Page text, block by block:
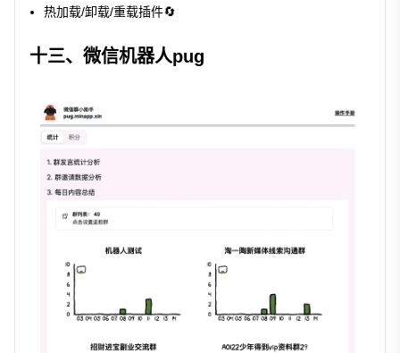
热加载/卸载/重载插件🔄
十三、微信机器人pug